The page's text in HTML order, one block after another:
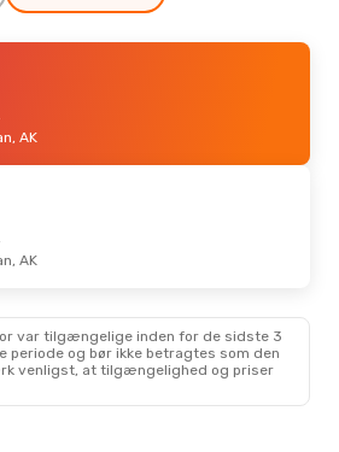
Sep.
AK
AK
AK
var tilgængelige inden for de sidste 3
periode og bør ikke betragtes som den
venligst, at tilgængelighed og priser